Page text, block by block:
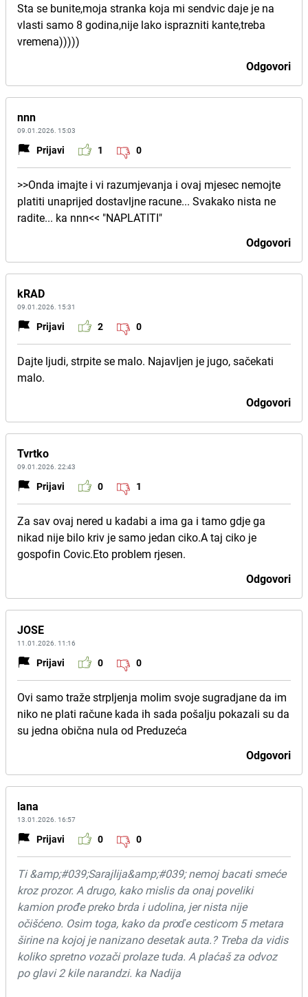
Sta se bunite,moja stranka koja mi sendvic daje je na
vlasti samo 8 godina,nije lako isprazniti kante,treba
vremena)))))
Odgovori
nnn
09.01.2026. 15:03
Prijavi 1 0
>>Onda imajte i vi razumjevanja i ovaj mjesec nemojte
platiti unaprijed dostavljne racune... Svakako nista ne
radite... ka nnn<< "NAPLATITI"
Odgovori
kRAD
09.01.2026. 15:31
Prijavi 2 0
Dajte ljudi, strpite se malo. Najavljen je jugo, sačekati
malo.
Odgovori
Tvrtko
09.01.2026. 22:43
Prijavi 0 1
Za sav ovaj nered u kadabi a ima ga i tamo gdje ga
nikad nije bilo kriv je samo jedan ciko.A taj ciko je
gospofin Covic.Eto problem rjesen.
Odgovori
JOSE
11.01.2026. 11:16
Prijavi 0 0
Ovi samo traže strpljenja molim svoje sugradjane da im
niko ne plati račune kada ih sada pošalju pokazali su da
su jedna obična nula od Preduzeća
Odgovori
lana
13.01.2026. 16:57
Prijavi 0 0
Ti &amp;#039;Sarajlija&amp;#039; nemoj bacati smeće
kroz prozor. A drugo, kako mislis da onaj poveliki
kamion prođe preko brda i udolina, jer nista nije
očišćeno. Osim toga, kako da proďe cesticom 5 metara
širine na kojoj je nanizano desetak auta.? Treba da vidis
koliko spretno vozači prolaze tuda. A plaćaš za odvoz
po glavi 2 kile narandzi. ka Nadija